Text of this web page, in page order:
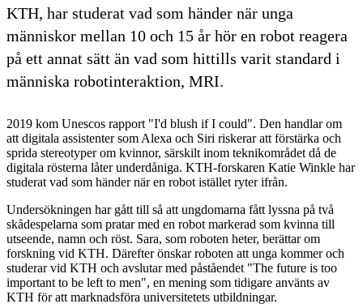
KTH, har studerat vad som händer när unga
människor mellan 10 och 15 år hör en robot reagera
på ett annat sätt än vad som hittills varit standard i
människa robotinteraktion, MRI.
2019 kom Unescos rapport "I'd blush if I could". Den handlar om
att digitala assistenter som Alexa och Siri riskerar att förstärka och
sprida stereotyper om kvinnor, särskilt inom teknikområdet då de
digitala rösterna låter underdåniga. KTH-forskaren Katie Winkle har
studerat vad som händer när en robot istället ryter ifrån.
Undersökningen har gått till så att ungdomarna fått lyssna på två
skådespelarna som pratar med en robot markerad som kvinna till
utseende, namn och röst. Sara, som roboten heter, berättar om
forskning vid KTH. Därefter önskar roboten att unga kommer och
studerar vid KTH och avslutar med påståendet "The future is too
important to be left to men", en mening som tidigare använts av
KTH för att marknadsföra universitetets utbildningar.